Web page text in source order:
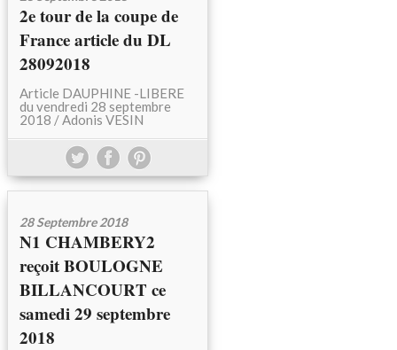
2e tour de la coupe de
France article du DL
28092018
Article DAUPHINE -LIBERE
du vendredi 28 septembre
2018 / Adonis VESIN
28 Septembre 2018
N1 CHAMBERY2
reçoit BOULOGNE
BILLANCOURT ce
samedi 29 septembre
2018